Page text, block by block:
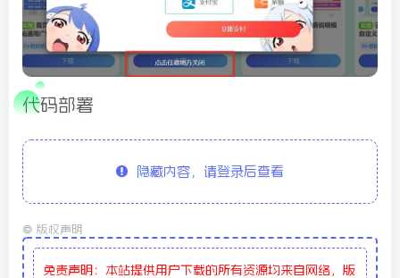
代码部署
隐藏内容，请登录后查看
© 版权声明
免责声明：本站提供用户下载的所有资源均来自网络，版